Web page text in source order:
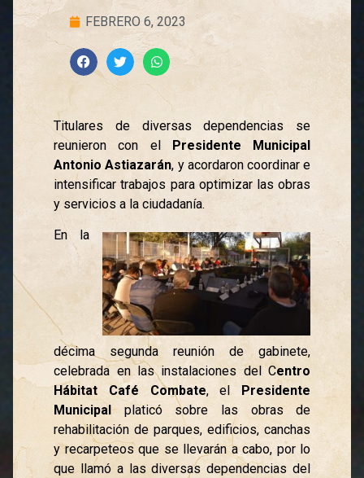
FEBRERO 6, 2023
Titulares de diversas dependencias se
reunieron con el Presidente Municipal
Antonio Astiazarán, y acordaron coordinar e
intensificar trabajos para optimizar las obras
y servicios a la ciudadanía.
En la
décima segunda reunión de gabinete,
celebrada en las instalaciones del Centro
Hábitat Café Combate, el
Presidente
Municipal platicó sobre las obras de
rehabilitación de parques, edificios, canchas
y recarpeteos que se llevarán a cabo, por lo
que llamó a las diversas dependencias del